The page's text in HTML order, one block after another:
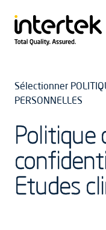
Sélectionner
PERSONNELLES
Politique
Etudes